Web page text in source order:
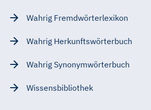
Wahrig Fremdwörterlexikon
Wahrig Herkunftswörterbuch
Wahrig Synonymwörterbuch
Wissensbibliothek